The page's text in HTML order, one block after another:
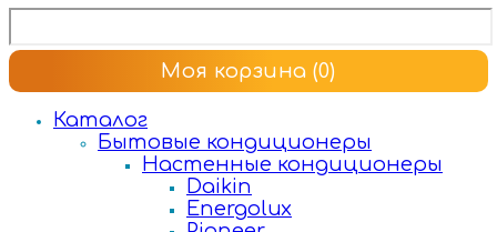
Моя корзина (0)
Каталог
Бытовые кондиционеры
Настенные кондиционеры
Daikin
Energolux